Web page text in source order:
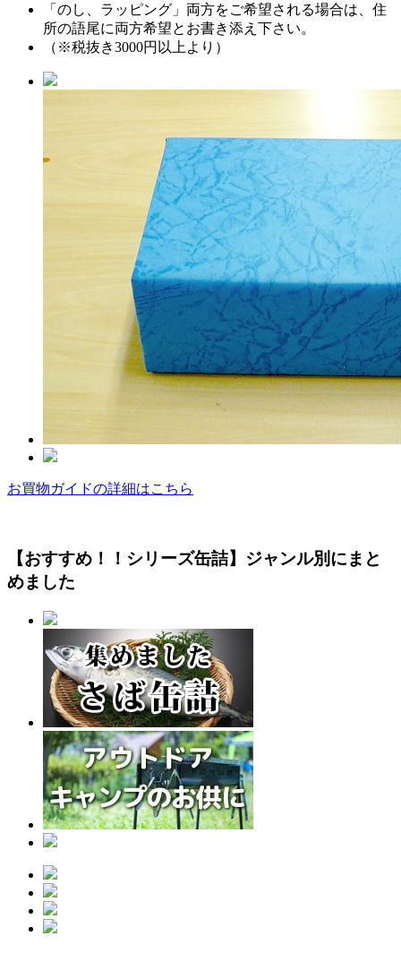
「のし、ラッピング」両方をご希望される場合は、住
所の語尾に両方希望とお書き添え下さい。
（※税抜き3000円以上より）
お買物ガイドの詳細はこちら
【おすすめ！！シリーズ缶詰】ジャンル別にまと
めました